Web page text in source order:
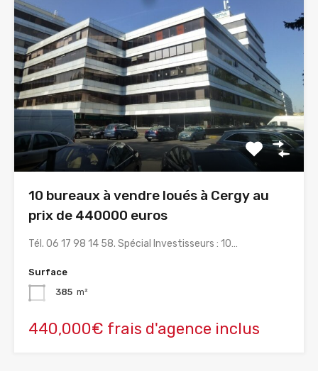
10 bureaux à vendre loués à Cergy au
prix de 440000 euros
Tél. 06 17 98 14 58. Spécial Investisseurs : 10…
Surface
385 m²
440,000€ frais d'agence inclus